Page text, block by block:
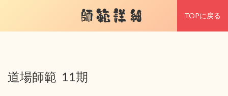
師範詳細 TOPに戻る
道場師範 11期